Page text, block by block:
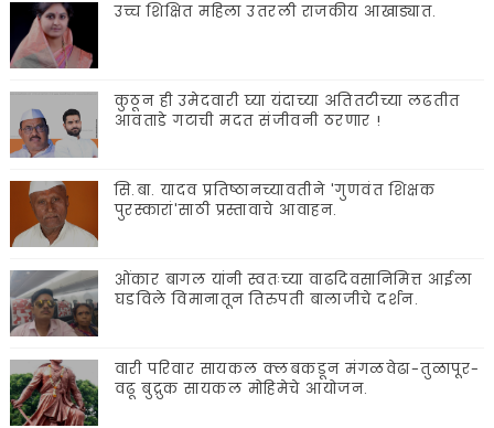
उच्च शिक्षित महिला उतरली राजकीय आखाड्यात.
कुठून ही उमेदवारी घ्या यंदाच्या अतितटीच्या लढतीत
आवताडे गटाची मदत संजीवनी ठरणार !
सि.बा. यादव प्रतिष्ठानच्यावतीने 'गुणवंत शिक्षक
पुरस्कारां'साठी प्रस्तावाचे आवाहन.
ओंकार बागल यांनी स्वतःच्या वाढदिवसानिमित्त आईला
घडविले विमानातून तिरुपती बालाजीचे दर्शन.
वारी परिवार सायकल क्लबकडून मंगळवेढा-तुळापूर-
वढू बुद्रुक सायकल मोहिमेचे आयोजन.